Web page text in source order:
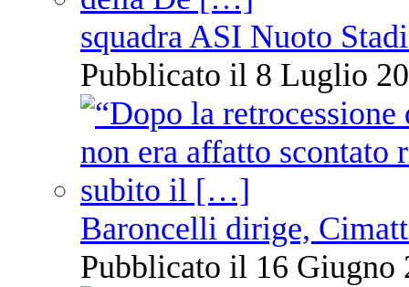
squadra ASI Nuoto
Pubblicato il 8 Luglio
Baroncelli dirige,
Pubblicato il 16 Giugno